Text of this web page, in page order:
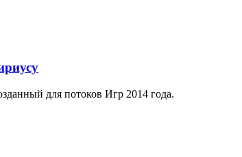
для потоков Игр 2014 года.